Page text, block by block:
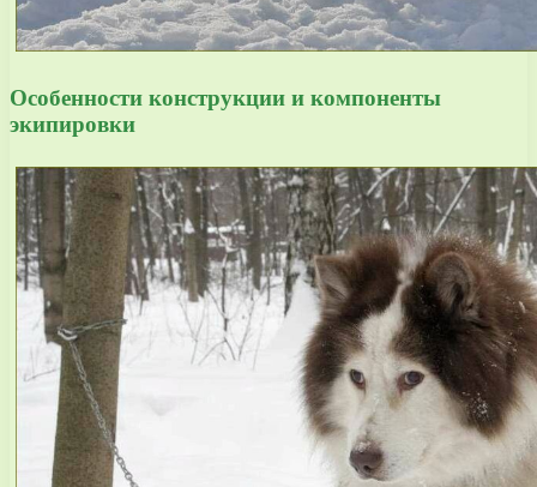
Особенности конструкции и компоненты
экипировки